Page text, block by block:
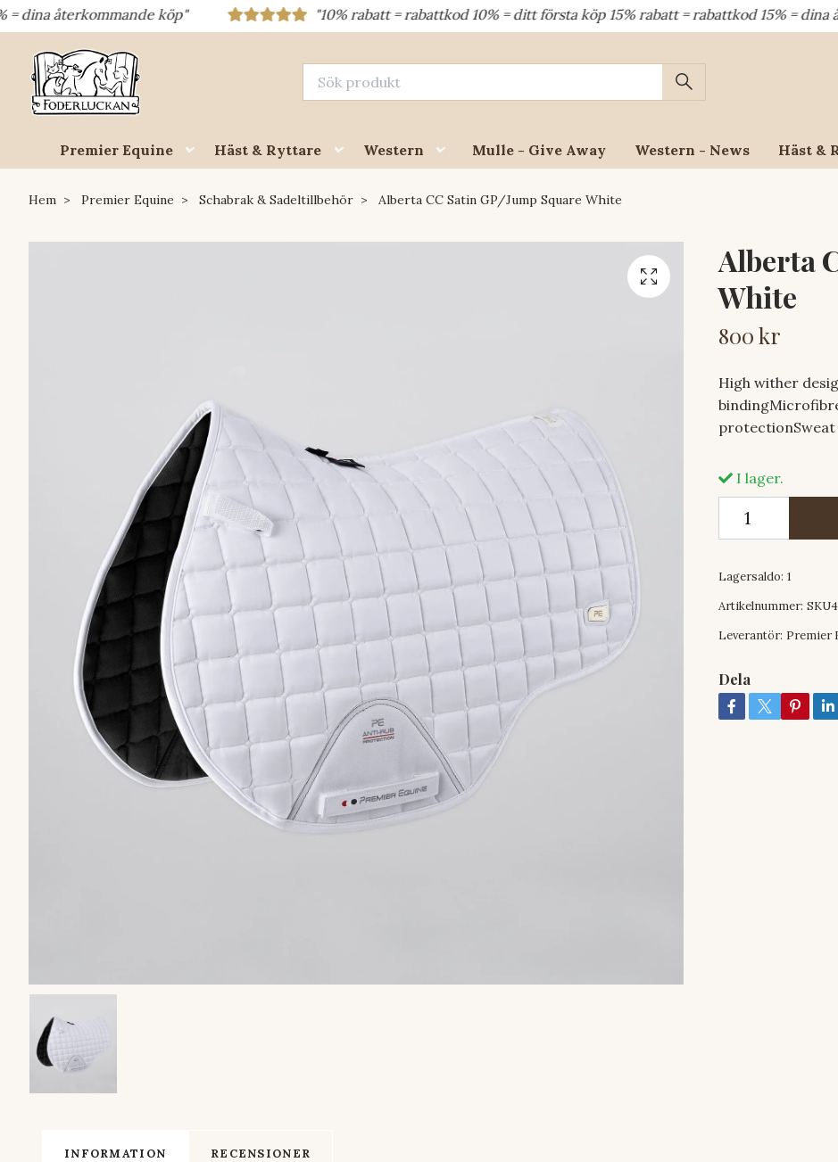
köp" "10% rabatt = rabattkod 10% = ditt första köp 15% rabatt = rabattkod 15% = dina
Premier Equine Häst & Ryttare Western Mulle - Give Away Western - News Häst &
Hem Premier Equine Schabrak & Sadeltillbehör Alberta CC Satin GP/Jump Square White
Alberta
White
800 kr
High wither
I lager.
Lagersaldo: 1
Artikelnummer:
Leverantör: Premier
Dela
INFORMATION RECENSIONER